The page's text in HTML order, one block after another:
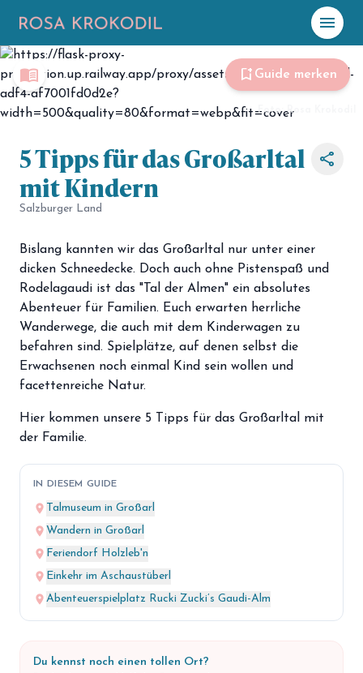
menu
☀️ Heute
Plane mit Kroki
celebration Events
hiking Abenteuer
hotel Unterkünfte
menu_book Guides
map Karte
Shop
loyalty Mitgliedschaft
groups Entdecker Crew
login
menu_book bookmark_add Guide merken
Foto: Rosa Krokodil
5 Tipps für das Großarltal
mit Kindern
Salzburger Land
share
Bislang kannten wir das Großarltal nur unter einer
dicken Schneedecke. Doch auch ohne Pistenspaß und
Rodelagaudi ist das "Tal der Almen" ein absolutes
Abenteuer für Familien. Euch erwarten herrliche
Wanderwege, die auch mit dem Kinderwagen zu
befahren sind. Spielplätze, auf denen selbst die
Erwachsenen noch einmal Kind sein wollen und
facettenreiche Natur.
Hier kommen unsere 5 Tipps für das Großarltal mit
der Familie.
IN DIESEM GUIDE
place Talmuseum in Großarl
place Wandern in Großarl
place Feriendorf Holzleb'n
place Einkehr im Aschaustüberl
place Abenteuerspielplatz Rucki Zucki’s Gaudi-Alm
Du kennst noch einen tollen Ort?